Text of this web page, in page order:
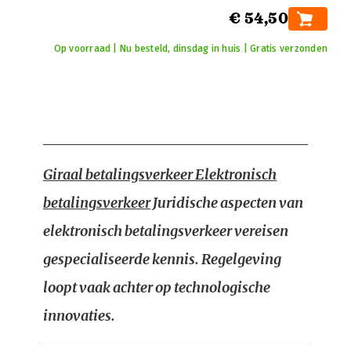
€ 54,50
Op voorraad | Nu besteld, dinsdag in huis | Gratis verzonden
Giraal betalingsverkeer Elektronisch
betalingsverkeerJuridische aspecten van
elektronisch betalingsverkeer vereisen
gespecialiseerde kennis. Regelgeving
loopt vaak achter op technologische
innovaties.